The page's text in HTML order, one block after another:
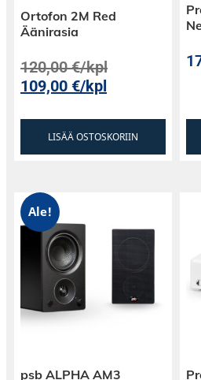
Ortofon 2M Red
Äänirasia
120,00€/kpl
109,00€/kpl
LISÄÄ OSTOSKORIIN
Ale!
psb ALPHA AM3